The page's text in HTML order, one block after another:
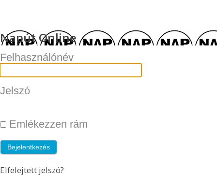
Napút Online
Felhasználónév
Jelszó
Emlékezzen rám
Elfelejtett jelszó?